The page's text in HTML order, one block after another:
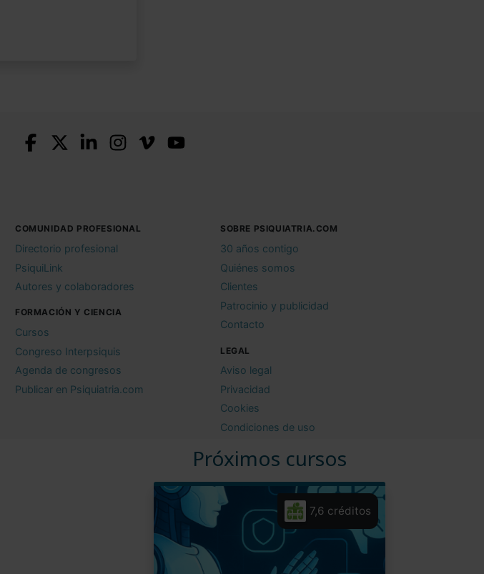
Próximos cursos
7,6 créditos
COMUNIDAD PROFESIONAL
Directorio profesional
PsiquiLink
Autores y colaboradores
FORMACIÓN Y CIENCIA
Cursos
Congreso Interpsiquis
Agenda de congresos
Publicar en Psiquiatria.com
SOBRE PSIQUIATRIA.COM
30 años contigo
Quiénes somos
Clientes
Patrocinio y publicidad
Contacto
LEGAL
Aviso legal
Privacidad
Cookies
Condiciones de uso